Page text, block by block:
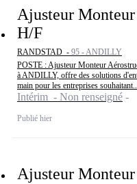
Ajusteur
H/F
RANDSTAD - 95 - ANDILLY
POSTE : Ajusteur Monteur
à ANDILLY, offre des solutions
main pour les entreprises souhaitant...
Intérim - Non renseigné
Publié hier
Ajusteur